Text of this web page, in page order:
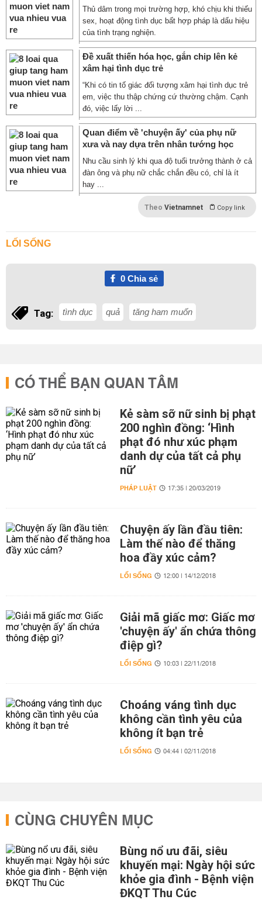
Thủ dâm trong mọi trường hợp, khó chịu khi thiếu
sex, hoạt động tình dục bất hợp pháp là dấu hiệu
của tình trạng nghiện.
Đề xuất thiến hóa học, gắn chip lên kẻ
xâm hại tình dục trẻ
“Khi có tin tố giác đối tượng xâm hại tình dục trẻ
em, việc thu thập chứng cứ thường chậm. Cạnh
đó, việc lấy lời ...
Quan điểm về 'chuyện ấy' của phụ nữ
xưa và nay dựa trên nhân tướng học
Nhu cầu sinh lý khi qua độ tuổi trưởng thành ở cả
đàn ông và phụ nữ chắc chắn đều có, chỉ là ít
hay ...
Theo Vietnamnet Copy link
LỐI SỐNG
0Chia sẻ
Tag: tình dục quả tăng ham muốn
CÓ THỂ BẠN QUAN TÂM
Kẻ sàm sỡ nữ sinh bị phạt
200 nghìn đồng: ‘Hình
phạt đó như xúc phạm
danh dự của tất cả phụ
nữ’
PHÁP LUẬT 17:35 | 20/03/2019
Chuyện ấy lần đầu tiên:
Làm thế nào để thăng
hoa đầy xúc cảm?
LỐI SỐNG 12:00 | 14/12/2018
Giải mã giấc mơ: Giấc mơ
'chuyện ấy' ẩn chứa thông
điệp gì?
LỐI SỐNG 10:03 | 22/11/2018
Choáng váng tình dục
không cần tình yêu của
không ít bạn trẻ
LỐI SỐNG 04:44 | 02/11/2018
CÙNG CHUYÊN MỤC
Bùng nổ ưu đãi, siêu
khuyến mại: Ngày hội sức
khỏe gia đình - Bệnh viện
ĐKQT Thu Cúc